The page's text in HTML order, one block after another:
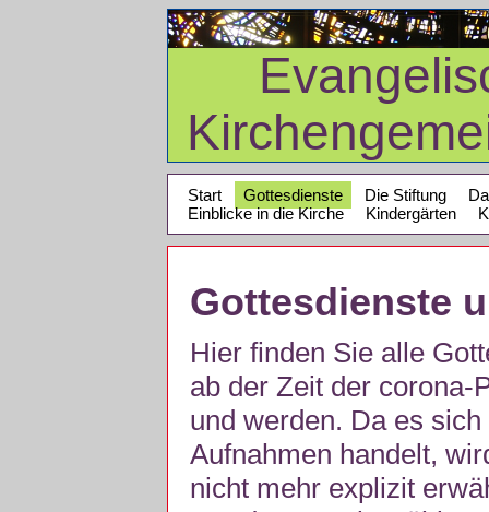
Start Gottesdienste Die Stiftung
Einblicke in die Kirche
Kindergärten
Gottesdienste
Hier finden Sie alle
ab der Zeit der corona-
und werden. Da es
Aufnahmen handelt,
nicht mehr explizit